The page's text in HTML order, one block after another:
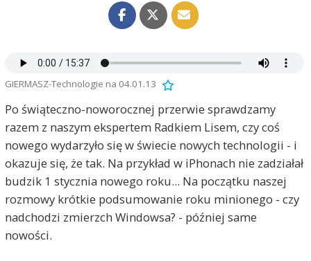
GIERMASZ-Technologie na 04.01.13
Po świąteczno-noworocznej przerwie sprawdzamy
razem z naszym ekspertem Radkiem Lisem, czy coś
nowego wydarzyło się w świecie nowych technologii - i
okazuje się, że tak. Na przykład w iPhonach nie zadziałał
budzik 1 stycznia nowego roku... Na początku naszej
rozmowy krótkie podsumowanie roku minionego - czy
nadchodzi zmierzch Windowsa? - później same
nowości.